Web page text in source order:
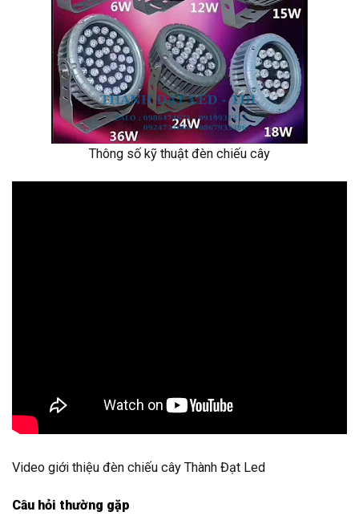
Thông số kỹ thuật đèn chiếu cây
Video giới thiệu đèn chiếu cây Thành Đạt Led
Câu hỏi thường gặp